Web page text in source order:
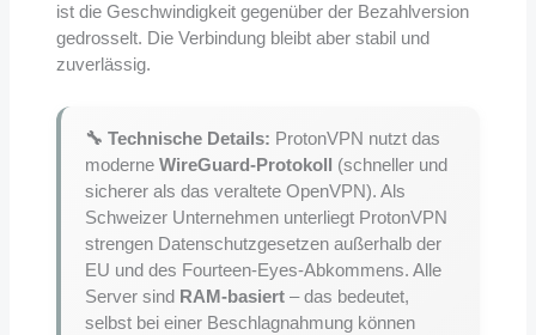
ist die Geschwindigkeit gegenüber der Bezahlversion
gedrosselt. Die Verbindung bleibt aber stabil und
zuverlässig.
🔧 Technische Details: ProtonVPN nutzt das
moderne WireGuard-Protokoll (schneller und
sicherer als das veraltete OpenVPN). Als
Schweizer Unternehmen unterliegt ProtonVPN
strengen Datenschutzgesetzen außerhalb der
EU und des Fourteen-Eyes-Abkommens. Alle
Server sind RAM-basiert– das bedeutet,
selbst bei einer Beschlagnahmung können